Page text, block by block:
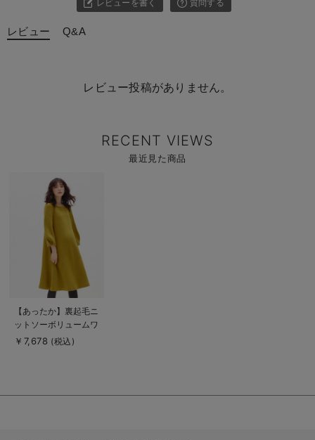
レビューを書く 質問する
レビュー Q&A
レビュー投稿がありません。
RECENT VIEWS
最近見た商品
商
品
詳
細
を
【あったか】裏起毛ニ
ットソーボリュームワ
ンピ マタニティ・授
￥7,678 (税込)